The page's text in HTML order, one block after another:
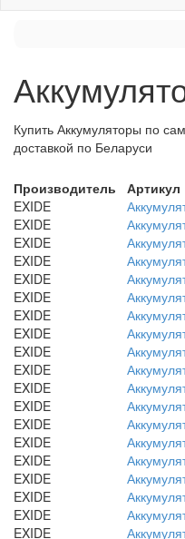
Купить Аккумуляторы по
доставкой по Беларуси
Производитель Артикул
EXIDE
EXIDE
EXIDE
EXIDE
EXIDE
EXIDE
EXIDE
EXIDE
EXIDE
EXIDE
EXIDE
EXIDE
EXIDE
EXIDE
EXIDE
EXIDE
EXIDE
EXIDE
EXIDE